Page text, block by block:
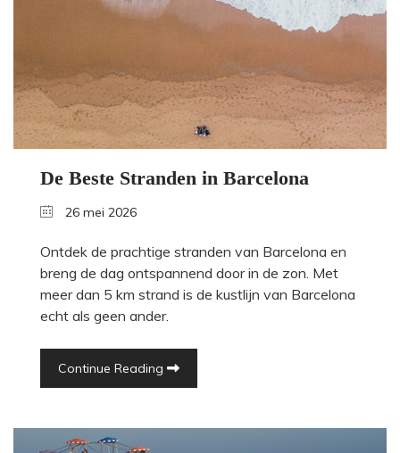
De Beste Stranden in Barcelona
26 mei 2026
Ontdek de prachtige stranden van Barcelona en
breng de dag ontspannend door in de zon. Met
meer dan 5 km strand is de kustlijn van Barcelona
echt als geen ander.
Continue Reading